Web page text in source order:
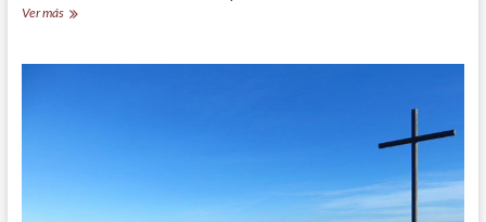
Ver másFantástica